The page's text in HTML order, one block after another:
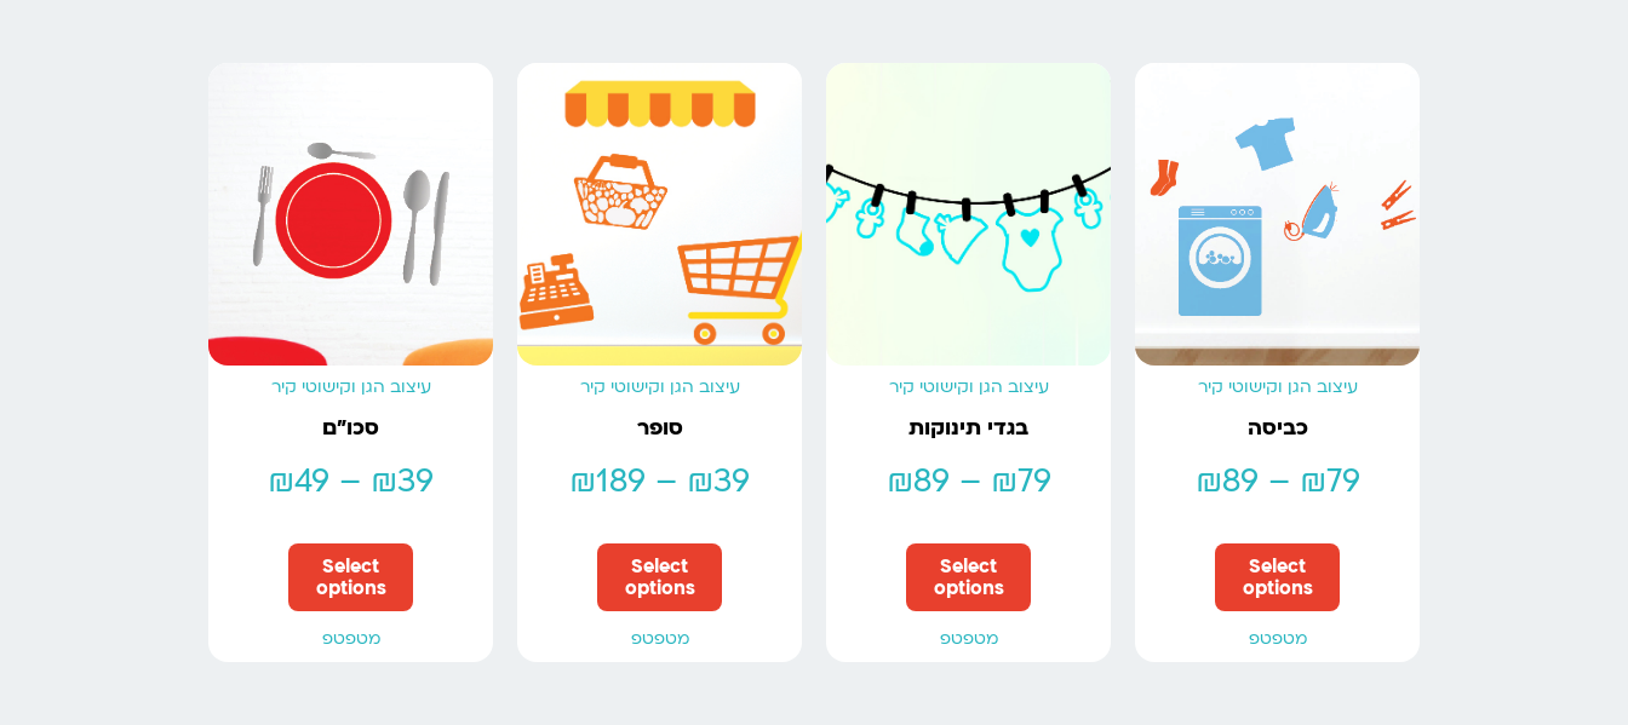
עיצוב הגן וקישוטי קיר
כביסה
₪79
–
₪89
Select
options
מטפטפ
עיצוב הגן וקישוטי קיר
בגדי תינוקות
₪79
–
₪89
Select
options
מטפטפ
עיצוב הגן וקישוטי קיר
סופר
₪39
–
₪189
Select
options
מטפטפ
עיצוב הגן וקישוטי קיר
סכו”ם
₪39
–
₪49
Select
options
מטפטפ